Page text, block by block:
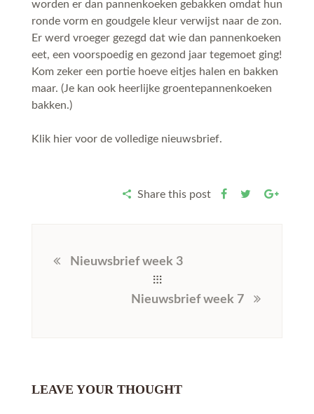
worden er dan pannenkoeken gebakken omdat hun
ronde vorm en goudgele kleur verwijst naar de zon.
Er werd vroeger gezegd dat wie dan pannenkoeken
eet, een voorspoedig en gezond jaar tegemoet ging!
Kom zeker een portie hoeve eitjes halen en bakken
maar. (Je kan ook heerlijke groentepannenkoeken
bakken.)
Klik hier voor de volledige nieuwsbrief.
Share this post
Nieuwsbrief week 3
Nieuwsbrief week 7
LEAVE YOUR THOUGHT